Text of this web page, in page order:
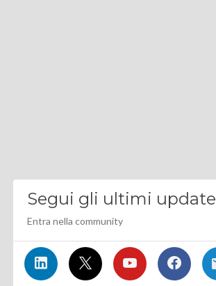
Segui gli ultimi update
Entra nella community